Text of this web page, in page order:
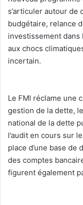
s’articuler autour de
budgétaire, relance
investissement
aux chocs
incertain.
‎Le FMI réclame une
gestion de la dette,
national de la dette
l’audit en cours sur
place d’une base
des comptes
figurent également